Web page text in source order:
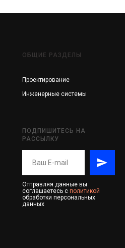
ОБЩИЕ РАЗДЕЛЫ
Проектирование
Инженерные системы
ПОДПИШИТЕСЬ НА
РАССЫЛКУ
Отправляя данные вы
соглашаетесь с политикой
обработки персональных
данных